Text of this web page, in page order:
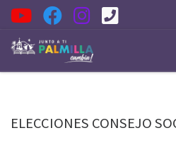
Saltar al contenido
ELECCIONES CONSEJO